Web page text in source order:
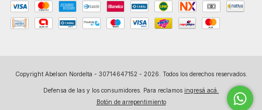
Copyright Abelson Nordelta - 30714647152 - 2026. Todos los derechos reservados.
Defensa de las y los consumidores. Para reclamos ingresá acá.
Botón de arrepentimiento